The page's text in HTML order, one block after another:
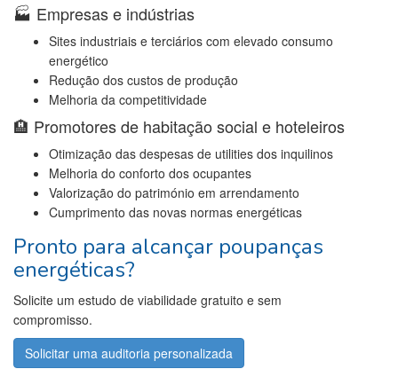
🏭 Empresas e indústrias
Sites industriais e terciários com elevado consumo
energético
Redução dos custos de produção
Melhoria da competitividade
🏨 Promotores de habitação social e hoteleiros
Otimização das despesas de utilities dos inquilinos
Melhoria do conforto dos ocupantes
Valorização do património em arrendamento
Cumprimento das novas normas energéticas
Pronto para alcançar poupanças
energéticas?
Solicite um estudo de viabilidade gratuito e sem
compromisso.
Solicitar uma auditoria personalizada